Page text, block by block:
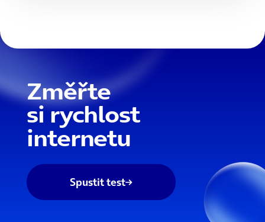
Změřte
si rychlost
internetu
Spustit test